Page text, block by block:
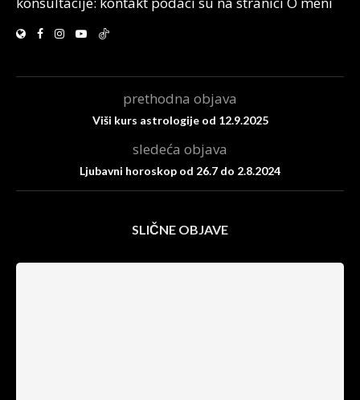
prethodna objava
Viši kurs astrologije od 12.9.2025
sledeća objava
Ljubavni horoskop od 26.7 do 2.8.2024
SLIČNE OBJAVE